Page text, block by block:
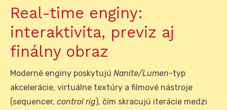
Real-time enginy:
interaktivita, previz aj
finálny obraz
Moderné enginy poskytujú Nanite/Lumen-typ
akcelerácie, virtuálne textúry a filmové nástroje
(sequencer, control rig), čím skracujú iterácie medzi